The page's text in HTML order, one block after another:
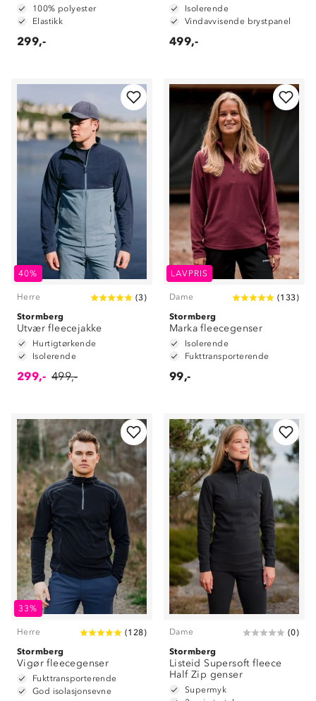
100% polyester
Elastikk
299,-
Isolerende
Vindavvisende brystpanel
499,-
40%
Herre (3)
Stormberg
Utvær fleecejakke
Hurtigtørkende
Isolerende
299,- 499,-
LAVPRIS
Dame (133)
Stormberg
Marka fleecegenser
Isolerende
Fukttransporterende
99,-
33%
Herre (128)
Stormberg
Vigør fleecegenser
Fukttransporterende
God isolasjonsevne
Dame (0)
Stormberg
Listeid Supersoft fleece
Half Zip genser
Supermyk